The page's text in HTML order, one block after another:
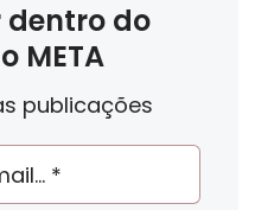
dentro do
META
publicações